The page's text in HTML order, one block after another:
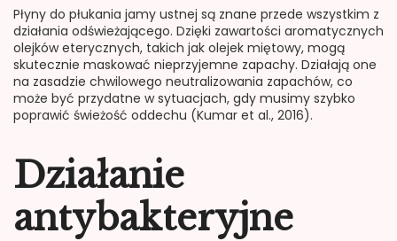
Płyny do płukania jamy ustnej są znane przede wszystkim z
działania odświeżającego. Dzięki zawartości aromatycznych
olejków eterycznych, takich jak olejek miętowy, mogą
skutecznie maskować nieprzyjemne zapachy. Działają one
na zasadzie chwilowego neutralizowania zapachów, co
może być przydatne w sytuacjach, gdy musimy szybko
poprawić świeżość oddechu (Kumar et al., 2016).
Działanie
antybakteryjne